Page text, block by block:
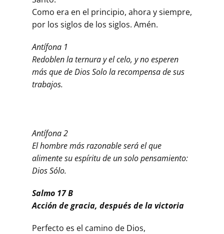
Como era en el principio, ahora y siempre,
por los siglos de los siglos. Amén.
Antífona 1
Redoblen la ternura y el celo, y no esperen
más que de Dios Solo la recompensa de sus
trabajos.
Antífona 2
El hombre más razonable será el que
alimente su espíritu de un solo pensamiento:
Dios Sólo.
Salmo 17 B
Acción de gracia, después de la victoria
Perfecto es el camino de Dios,